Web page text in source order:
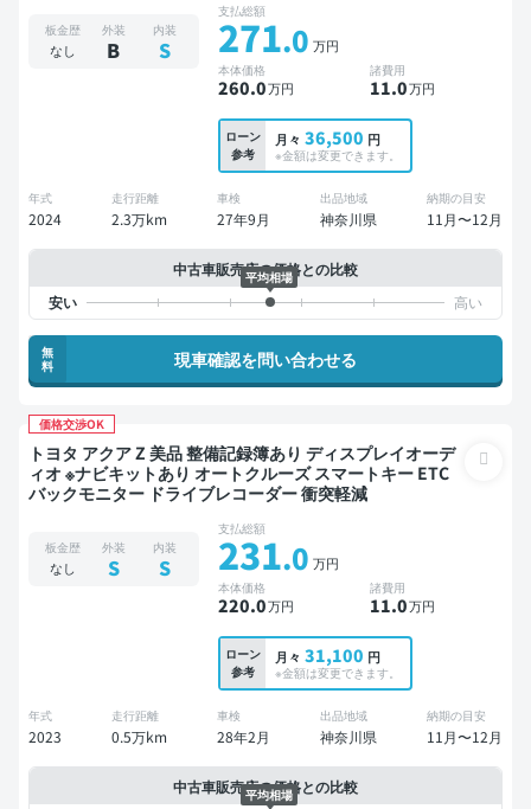
板金歴
なし
外装
B
内装
S
支払総額
271.0 万円
本体価格
260.0万円
諸費用
11.0万円
ローン
参考
月々 36,500 円
※金額は変更できます。
年式
2024
走行距離
2.3万km
車検
27年9月
出品地域
神奈川県
納期の目安
11月〜12月
中古車販売店の価格との比較
平均相場
無
料
現車確認を問い合わせる
価格交渉OK
トヨタ アクア Z 美品 整備記録簿あり ディスプレイオーデ
ィオ ※ナビキットあり オートクルーズ スマートキー ETC
バックモニター ドライブレコーダー 衝突軽減
板金歴
なし
外装
S
内装
S
支払総額
231.0 万円
本体価格
220.0万円
諸費用
11.0万円
ローン
参考
月々 31,100 円
※金額は変更できます。
年式
2023
走行距離
0.5万km
車検
28年2月
出品地域
神奈川県
納期の目安
11月〜12月
中古車販売店の価格との比較
平均相場